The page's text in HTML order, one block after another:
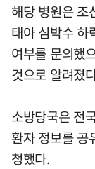
해당 병원은 조
태아 심박수 하
여부를 문의했
것으로 알려졌
소방당국은 전
환자 정보를 공
청했다.